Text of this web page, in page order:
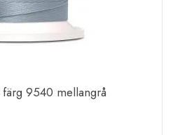
9540 mellangrå